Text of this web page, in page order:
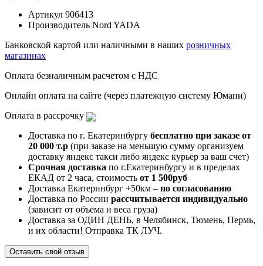
Артикул 906413
Производитель Nord YADA
Банковской картой или наличными в наших розничных
магазинах
Оплата безналичным расчетом с НДС
Онлайн оплата на сайте (через платежную систему Юмани)
Оплата в рассрочку
Доставка по г. Екатеринбургу бесплатно при заказе от
20 000 т.р (при заказе на меньшую сумму организуем
доставку яндекс такси либо яндекс курьер за ваш счет)
Срочная доставка по г.Екатеринбургу и в пределах
ЕКАД от 2 часа, стоимость от 1 500руб
Доставка Екатеринбург +50км – по согласованию
Доставка по России рассчитывается индивидуально
(зависит от объема и веса груза)
Доставка за ОДИН ДЕНЬ, в Челябинск, Тюмень, Пермь,
и их области! Отправка ТК ЛУЧ.
Оставить свой отзыв